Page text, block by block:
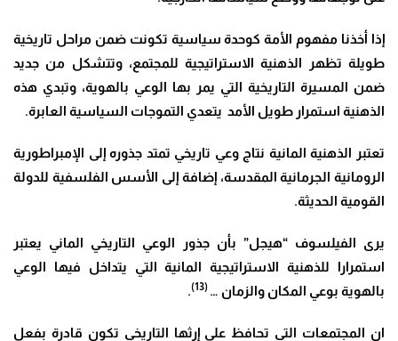
إذا أخذنا مفهوم الأمة كوحدة سياسية تكونت ضمن مراحل تاريخية
طويلة تظهر الذهنية الاستراتيجية للمجتمع، وتتشكل من جديد
ضمن المسيرة التاريخية التي يمر بها الوعي بالهوية، وتبدي هذه
الذهنية استمرار طويل الأمد يتعدي التموجات السياسية العابرة.
تعتبر الذهنية المانية نتاج وعي تاريخي تمتد جذوره إلى الإمبراطورية
الرومانية الجرمانية المقدسة، إضافة إلى الأسس الفلسفية للدولة
القومية الحديثة.
يرى الفيلسوف “هيجل” بأن جذور الوعي التاريخي الماني يعتبر
استمرارا للذهنية الاستراتيجية المانية التي يتداخل فيها الوعي
بالهوية بوعي المكان والزمان … (13)
.
ان المجتمعات التي تحافظ على إرثها التاريخي تكون قادرة بفعل